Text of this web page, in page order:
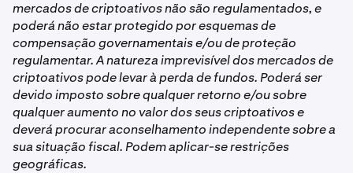
mercados de criptoativos não são regulamentados, e
poderá não estar protegido por esquemas de
compensação governamentais e/ou de proteção
regulamentar. A natureza imprevisível dos mercados de
criptoativos pode levar à perda de fundos. Poderá ser
devido imposto sobre qualquer retorno e/ou sobre
qualquer aumento no valor dos seus criptoativos e
deverá procurar aconselhamento independente sobre a
sua situação fiscal. Podem aplicar-se restrições
geográficas.